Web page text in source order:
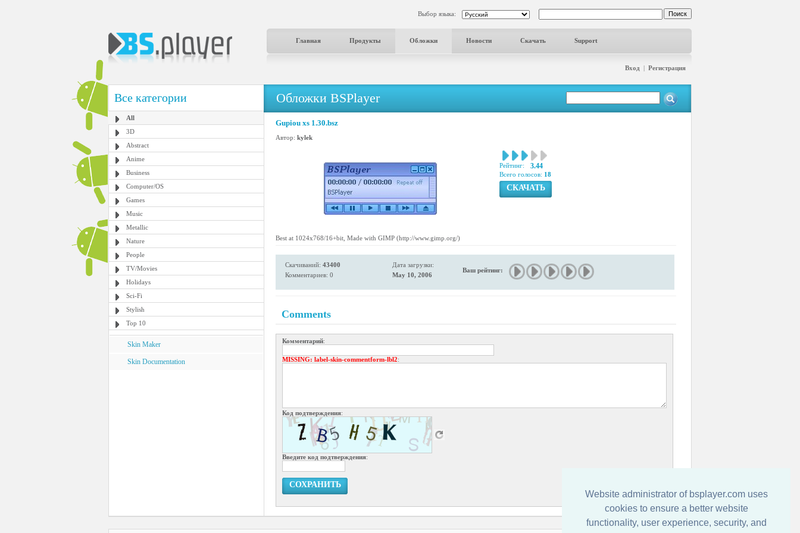
Website administrator of bsplayer.com uses
cookies to ensure a better website
functionality, user experience, security, and
Выбор языка:
Главная Продукты Обложки Новости Скачать Support
Вход | Регистрация
Все категории
All
3D
Abstract
Anime
Business
Computer/OS
Games
Music
Metallic
Nature
People
TV/Movies
Holidays
Sci-Fi
Stylish
Top 10
Skin Maker
Skin Documentation
Обложки BSPlayer
Gupiou xs 1.30.bsz
Автор: kylek
Рейтинг: 3.44
Всего голосов: 18
СКАЧАТЬ
Best at 1024x768/16+bit, Made with GIMP (http://www.gimp.org/)
Скачиваний: 43400
Комментариев: 0
Дата загрузки:
May 10, 2006
Ваш рейтинг:
Comments
Комментарий:
MISSING: label-skin-commentform-lbl2:
Код подтверждения:
Введите код подтверждения:
СОХРАНИТЬ